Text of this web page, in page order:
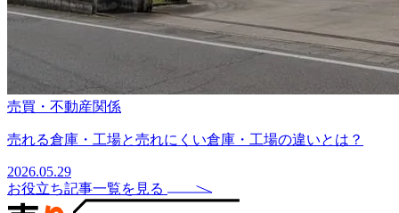
売買・不動産関係
売れる倉庫・工場と売れにくい倉庫・工場の違いとは？
2026.05.29
お役立ち記事一覧を見る